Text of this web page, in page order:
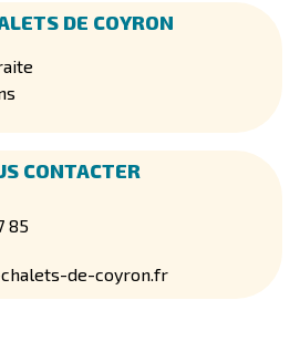
DE COYRON
CONTACTER
85
de-coyron.fr